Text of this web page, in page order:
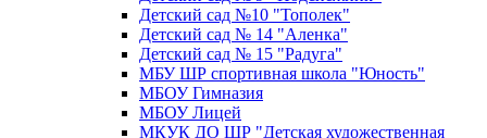
Детский сад №10 "Тополек"
Детский сад № 14 "Аленка"
Детский сад № 15 "Радуга"
МБУ ШР спортивная школа "Юность"
МБОУ Гимназия
МБОУ Лицей
МКУК ДО ШР "Детская художественная